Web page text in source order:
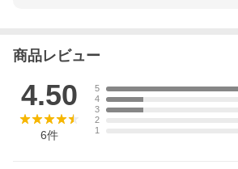
商品レビュー
4.50
6件
5
4
3
2
1